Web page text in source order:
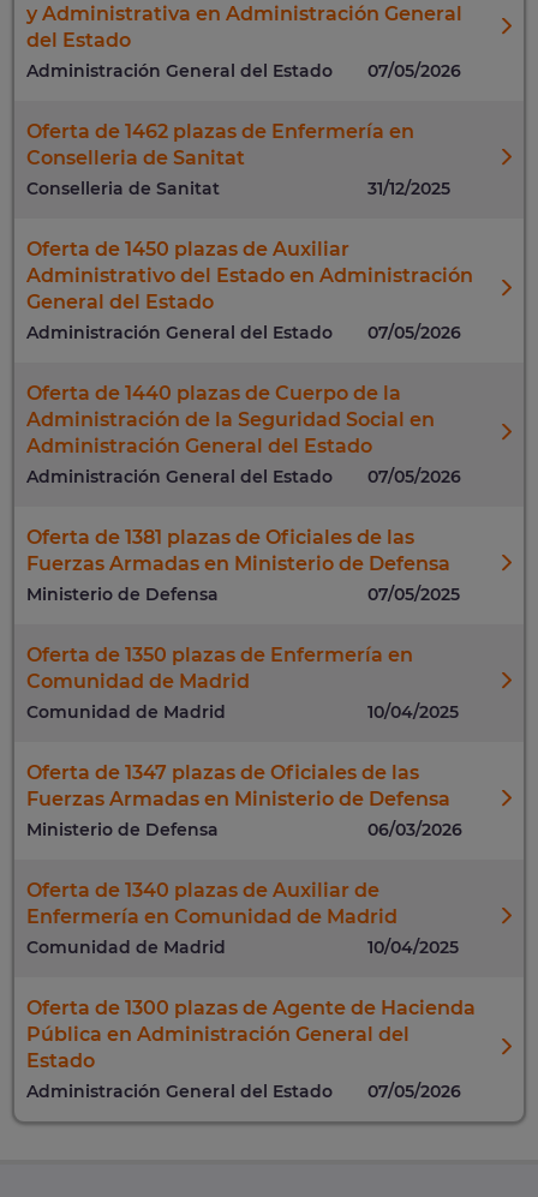
y Administrativa en Administración General
del Estado
Administración General del Estado 07/05/2026
Oferta de 1462 plazas de Enfermería en
Conselleria de Sanitat
Conselleria de Sanitat 31/12/2025
Oferta de 1450 plazas de Auxiliar
Administrativo del Estado en Administración
General del Estado
Administración General del Estado 07/05/2026
Oferta de 1440 plazas de Cuerpo de la
Administración de la Seguridad Social en
Administración General del Estado
Administración General del Estado 07/05/2026
Oferta de 1381 plazas de Oficiales de las
Fuerzas Armadas en Ministerio de Defensa
Ministerio de Defensa 07/05/2025
Oferta de 1350 plazas de Enfermería en
Comunidad de Madrid
Comunidad de Madrid 10/04/2025
Oferta de 1347 plazas de Oficiales de las
Fuerzas Armadas en Ministerio de Defensa
Ministerio de Defensa 06/03/2026
Oferta de 1340 plazas de Auxiliar de
Enfermería en Comunidad de Madrid
Comunidad de Madrid 10/04/2025
Oferta de 1300 plazas de Agente de Hacienda
Pública en Administración General del
Estado
Administración General del Estado 07/05/2026